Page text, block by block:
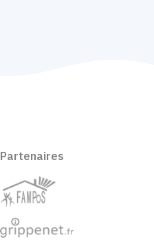
Partenaires